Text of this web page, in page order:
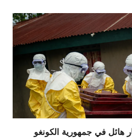
هائل في جمهورية الكونغو